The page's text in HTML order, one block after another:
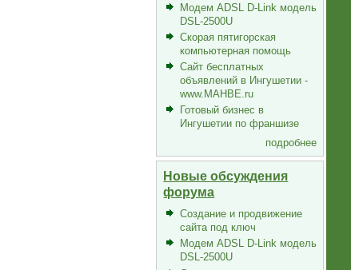
Модем ADSL D-Link модель
DSL-2500U
Скорая пятигорская
компьютерная помощь
Сайт бесплатных
объявлений в Ингушетии -
www.MAHBE.ru
Готовый бизнес в
Ингушетии по франшизе
подробнее
Новые обсуждения
форума
Создание и продвижение
сайта под ключ
Модем ADSL D-Link модель
DSL-2500U